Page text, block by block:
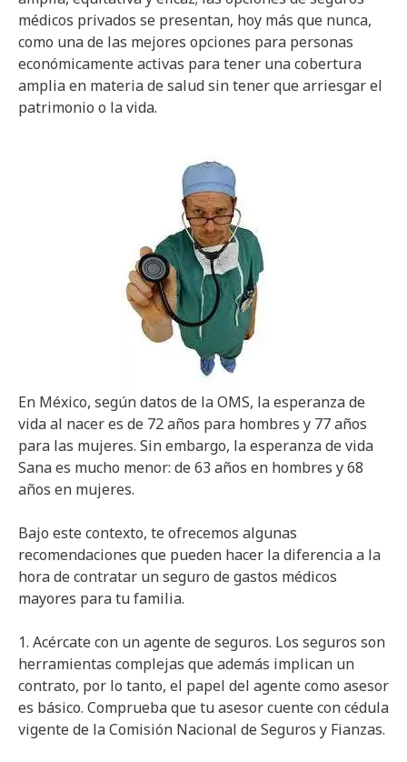
médicos privados se presentan, hoy más que nunca,
como una de las mejores opciones para personas
económicamente activas para tener una cobertura
amplia en materia de salud sin tener que arriesgar el
patrimonio o la vida.
En México, según datos de la OMS, la esperanza de
vida al nacer es de 72 años para hombres y 77 años
para las mujeres. Sin embargo, la esperanza de vida
Sana es mucho menor: de 63 años en hombres y 68
años en mujeres.
Bajo este contexto, te ofrecemos algunas
recomendaciones que pueden hacer la diferencia a la
hora de contratar un seguro de gastos médicos
mayores para tu familia.
1. Acércate con un agente de seguros. Los seguros son
herramientas complejas que además implican un
contrato, por lo tanto, el papel del agente como asesor
es básico. Comprueba que tu asesor cuente con cédula
vigente de la Comisión Nacional de Seguros y Fianzas.